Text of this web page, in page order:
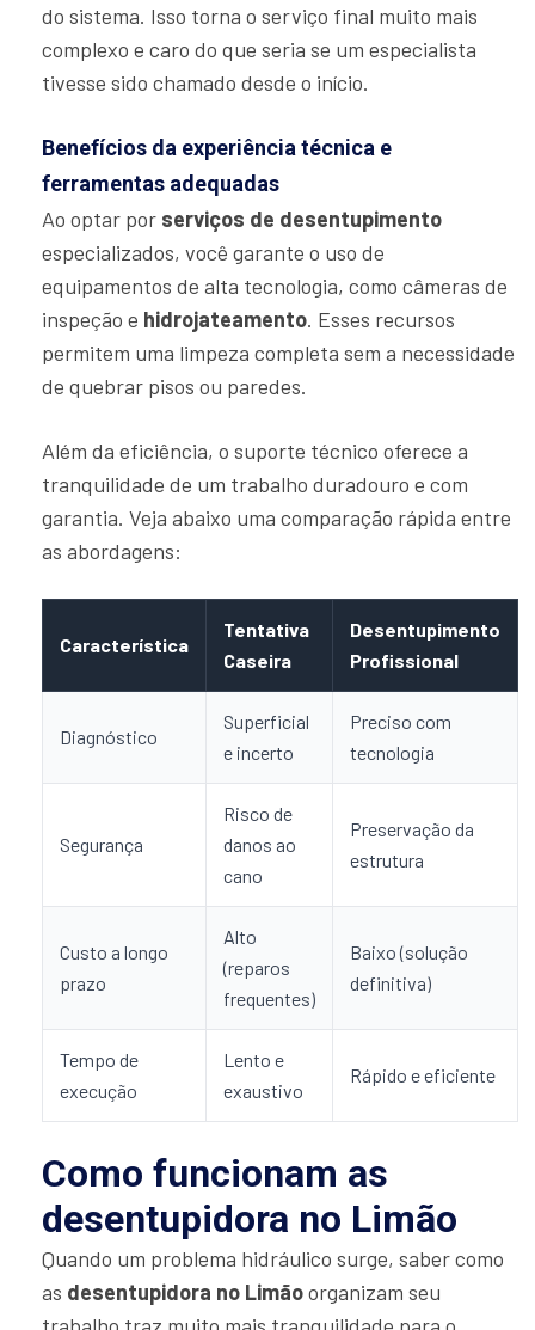
do sistema. Isso torna o serviço final muito mais
complexo e caro do que seria se um especialista
tivesse sido chamado desde o início.
Benefícios da experiência técnica e
ferramentas adequadas
Ao optar por serviços de desentupimento
especializados, você garante o uso de
equipamentos de alta tecnologia, como câmeras de
inspeção e hidrojateamento. Esses recursos
permitem uma limpeza completa sem a necessidade
de quebrar pisos ou paredes.
Além da eficiência, o suporte técnico oferece a
tranquilidade de um trabalho duradouro e com
garantia. Veja abaixo uma comparação rápida entre
as abordagens:
Característica
Tentativa
Caseira
Desentupimento
Profissional
Diagnóstico
Superficial
e incerto
Preciso com
tecnologia
Segurança
Risco de
danos ao
cano
Preservação da
estrutura
Custo a longo
prazo
Alto
(reparos
frequentes)
Baixo (solução
definitiva)
Tempo de
execução
Lento e
exaustivo
Rápido e eficiente
Como funcionam as
desentupidora no Limão
Quando um problema hidráulico surge, saber como
as desentupidora no Limãoorganizam seu